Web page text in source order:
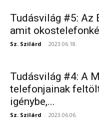
Tudásvilág #5: Az
amit
Sz. Szilárd - 2023.06.18.
Tudásvilág #4: A
telefonjainak
igénybe,...
Sz. Szilárd - 2023.06.06.